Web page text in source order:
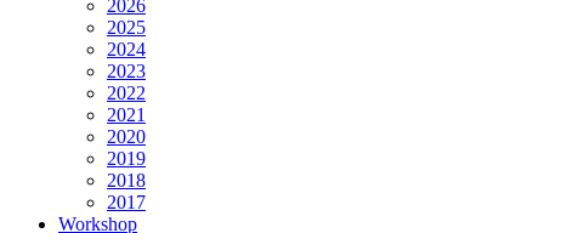
2026
2025
2024
2023
2022
2021
2020
2019
2018
2017
Workshop